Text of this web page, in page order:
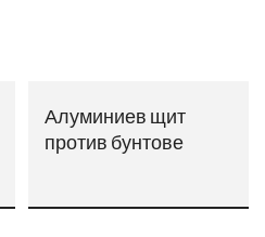
Алуминиев щит
против бунтове